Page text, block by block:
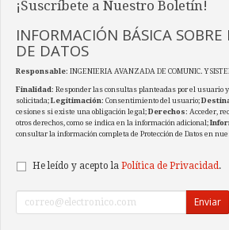
¡Suscríbete a Nuestro Boletín!
INFORMACIÓN BÁSICA SOBRE
DE DATOS
Responsable: INGENIERIA AVANZADA DE COMUNIC. Y
Finalidad: Responder las consultas planteadas por el usuario
solicitada;Legitimación: Consentimiento del usuario;
cesiones si existe una obligación legal;Derechos: Acceder,
otros derechos, como se indica en la información adicional;
consultar la información completa de Protección de Datos en
He leído y acepto la Política de Privacidad .
Enviar